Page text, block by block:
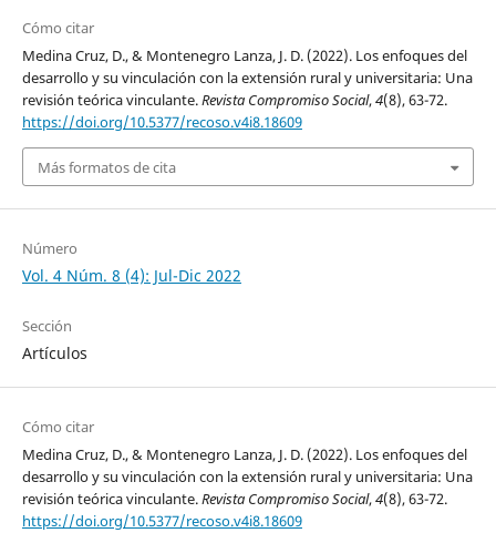
Cómo citar
Medina Cruz, D., & Montenegro Lanza, J. D. (2022). Los enfoques del
desarrollo y su vinculación con la extensión rural y universitaria: Una
revisión teórica vinculante.Revista Compromiso Social,4(8), 63-72.
https://doi.org/10.5377/recoso.v4i8.18609
Más formatos de cita
Número
Vol. 4 Núm. 8 (4): Jul-Dic 2022
Sección
Artículos
Cómo citar
Medina Cruz, D., & Montenegro Lanza, J. D. (2022). Los enfoques del
desarrollo y su vinculación con la extensión rural y universitaria: Una
revisión teórica vinculante.Revista Compromiso Social,4(8), 63-72.
https://doi.org/10.5377/recoso.v4i8.18609